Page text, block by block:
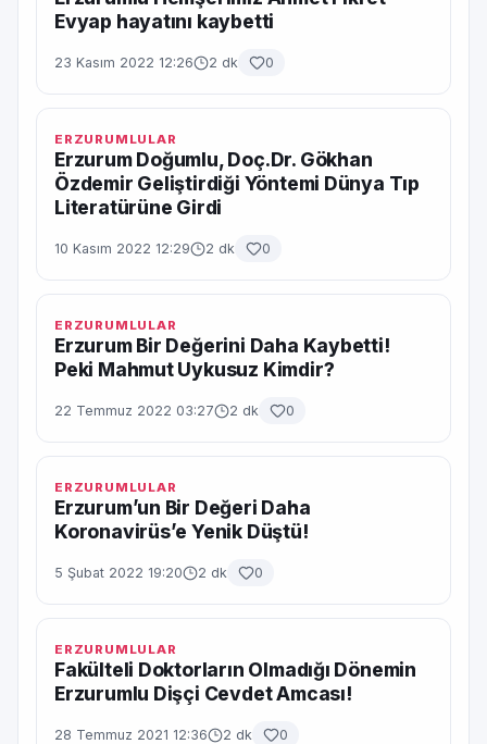
Evyap hayatını kaybetti
23 Kasım 2022 12:26 2 dk 0
ERZURUMLULAR
Erzurum Doğumlu, Doç.Dr. Gökhan
Özdemir Geliştirdiği Yöntemi Dünya Tıp
Literatürüne Girdi
10 Kasım 2022 12:29 2 dk 0
ERZURUMLULAR
Erzurum Bir Değerini Daha Kaybetti!
Peki Mahmut Uykusuz Kimdir?
22 Temmuz 2022 03:27 2 dk 0
ERZURUMLULAR
Erzurum’un Bir Değeri Daha
Koronavirüs’e Yenik Düştü!
5 Şubat 2022 19:20 2 dk 0
ERZURUMLULAR
Fakülteli Doktorların Olmadığı Dönemin
Erzurumlu Dişçi Cevdet Amcası!
28 Temmuz 2021 12:36 2 dk 0